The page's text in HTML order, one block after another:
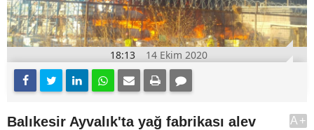
18:13 14 Ekim 2020
Balıkesir Ayvalık'ta yağ fabrikası alev
A+